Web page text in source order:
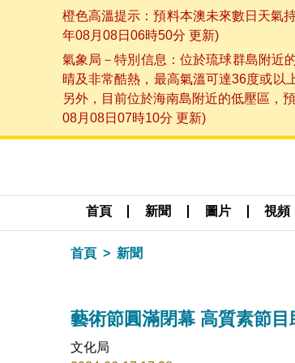
橙色高溫提示：預料本澳未來數日天氣
年08月08日06時50分 更新)
氣象局－特別信息：位於琉球群島附近
晴及非常酷熱，最高氣溫可達36度或以
另外，目前位於海南島附近的低壓區，
08月08日07時10分 更新)
首頁 新聞 圖片 視頻
首頁 新聞
藝術節圓滿閉幕 高質素節
文化局